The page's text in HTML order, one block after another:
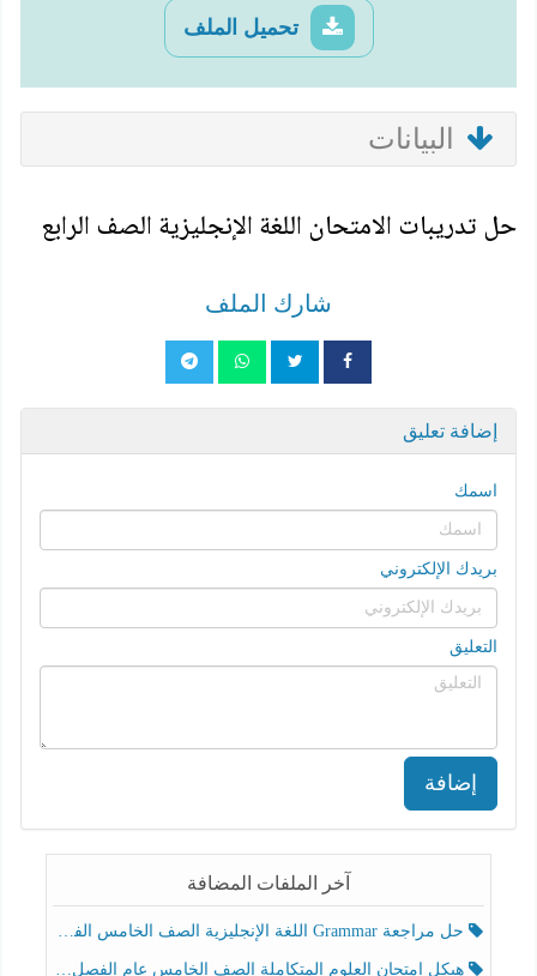
تحميل الملف
البيانات
حل تدريبات الامتحان اللغة الإنجليزية الصف الرابع
شارك الملف
إضافة تعليق
اسمك
بريدك الإلكتروني
التعليق
إضافة
آخر الملفات المضافة
حل مراجعة Grammar اللغة الإنجليزية الصف الخامس الفصل الثالث
هيكل امتحان العلوم المتكاملة الصف الخامس عام الفصل الدراسي الثالث 2025-2026